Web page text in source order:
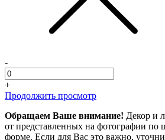
-
+
Продолжить просмотр
Обращаем Ваше внимание! Декор и
от представленных на фотографии по
форме. Если для Вас это важно,